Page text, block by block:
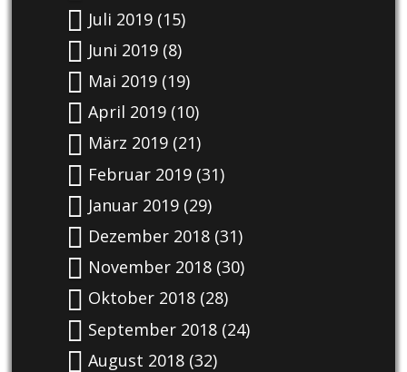
Juli 2019(15)
Juni 2019(8)
Mai 2019(19)
April 2019(10)
März 2019(21)
Februar 2019(31)
Januar 2019(29)
Dezember 2018(31)
November 2018(30)
Oktober 2018(28)
September 2018(24)
August 2018(32)